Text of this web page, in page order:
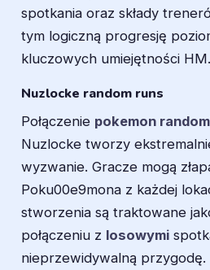
spotkania oraz składy
tym logiczną progresję
kluczowych umiejętności HM.
Nuzlocke random runs
Połączenie pokemon
Nuzlocke tworzy
wyzwanie. Gracze mogą
Poku00e9mona z każdej
stworzenia są traktowane
połączeniu z losowymi
nieprzewidywalną przygodę.